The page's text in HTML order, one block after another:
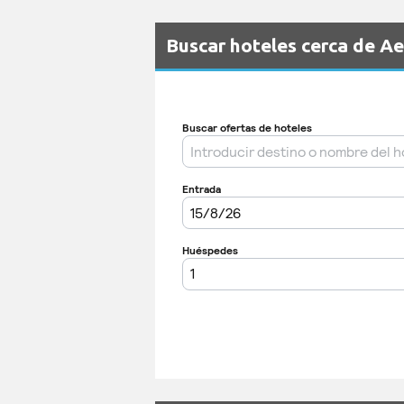
Buscar hoteles cerca de